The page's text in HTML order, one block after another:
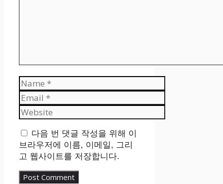
Name
Email
Website
다음 번 댓글 작성을 위해 이
브라우저에 이름, 이메일, 그리
고 웹사이트를 저장합니다.